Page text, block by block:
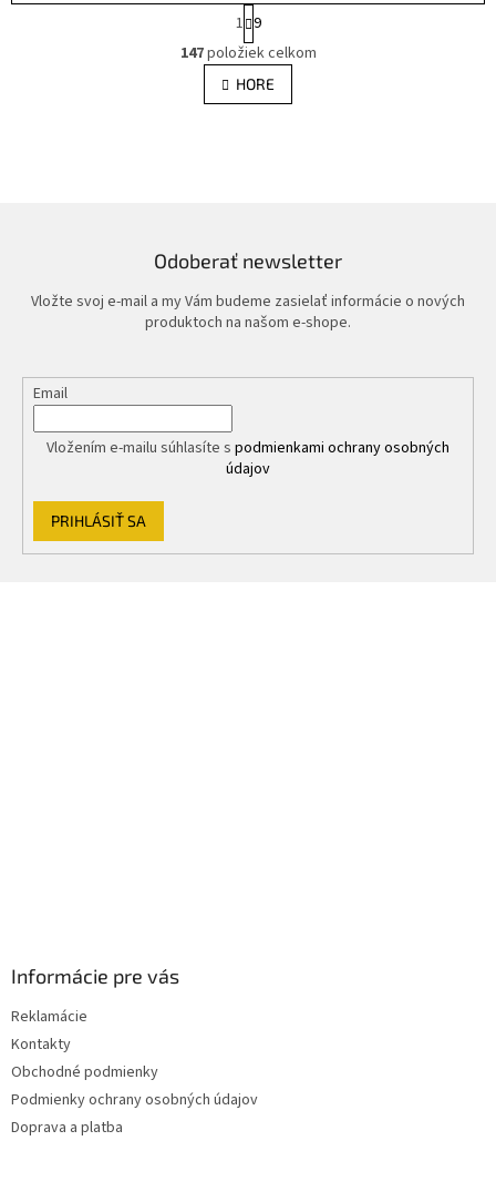
O
v
l
á
r
v
k
y
p
u
S
t
r
á
n
k
1 9
147položiek celkom
HORE
Odoberať newsletter
Vložte svoj e-mail a my Vám budeme zasielať informácie o nových
produktoch na našom e-shope.
Email
Vložením e-mailu súhlasíte s podmienkami ochrany osobných
údajov
PRIHLÁSIŤ SA
Informácie pre vás
Reklamácie
Kontakty
Obchodné podmienky
Podmienky ochrany osobných údajov
Doprava a platba